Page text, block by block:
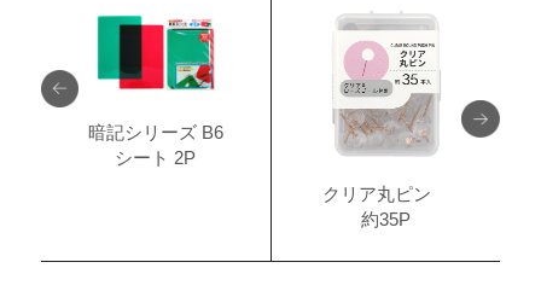
暗記シリーズ B6
シート 2P
クリア丸ピン
約35P